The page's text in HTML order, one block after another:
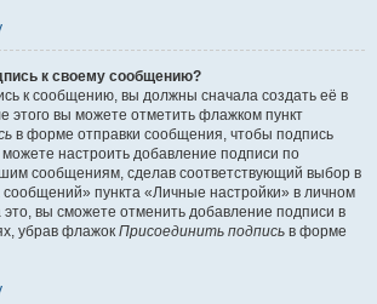
к своему сообщению?
к сообщению, вы должны сначала создать её в
этого вы можете отметить флажком пункт
в форме отправки сообщения, чтобы подпись
настроить добавление подписи по
сообщениям, сделав соответствующий выбор в
пункта «Личные настройки» в личном
вы сможете отменить добавление подписи в
убрав флажок Присоединить подпись в форме